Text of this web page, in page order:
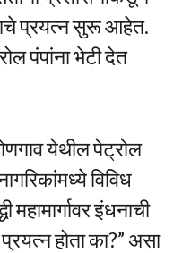
प्रयत्न सुरू आहेत.
पंपांना भेटी देत
येथील पेट्रोल
विविध
इंधनाची
होता का?” असा